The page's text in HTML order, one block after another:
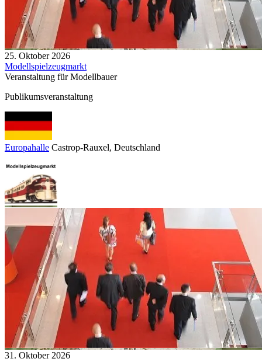
25. Oktober 2026
Modellspielzeugmarkt
Veranstaltung für Modellbauer
Publikumsveranstaltung
Europahalle Castrop-Rauxel, Deutschland
31. Oktober 2026